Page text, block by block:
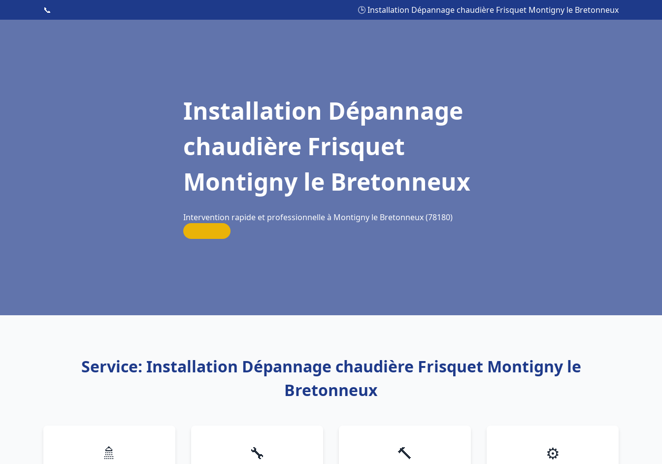
📞 🕒 Installation Dépannage chaudière Frisquet Montigny le Bretonneux
Installation Dépannage
chaudière Frisquet
Montigny le Bretonneux
Intervention rapide et professionnelle à Montigny le Bretonneux (78180)
Service: Installation Dépannage chaudière Frisquet Montigny le
Bretonneux
🚿 🔧 🔨 ⚙️